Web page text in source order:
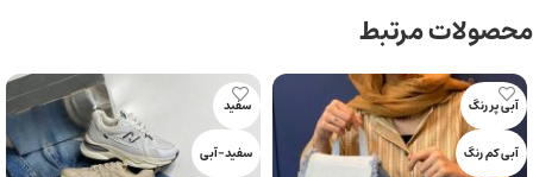
محصولات مرتبط
آبی پر رنگ
آبی کم رنگ
سفید
سفید-آبی